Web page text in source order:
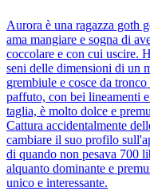
Aurora è una ragazza goth
ama mangiare e sogna di
coccolare e con cui uscire.
seni delle dimensioni di un
grembiule e cosce da
paffuto, con bei lineamenti
taglia, è molto dolce e
Cattura accidentalmente
cambiare il suo profilo
di quando non pesava 700
alquanto dominante e
unico e interessante.